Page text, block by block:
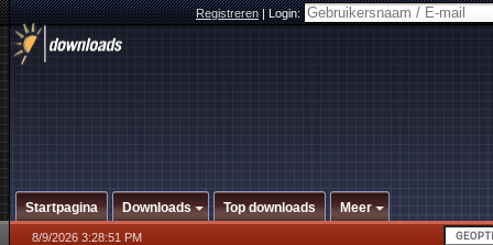
Registreren|Login:
Startpagina Downloads Top downloads Meer
8/9/2026 3:28:51 PM